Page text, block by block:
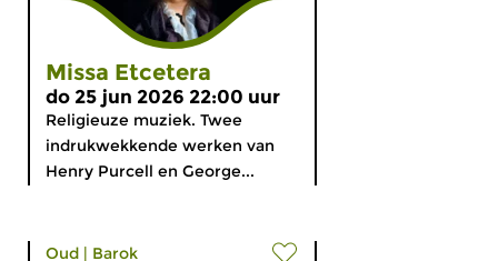
Missa Etcetera
do 25 jun 2026 22:00 uur
Religieuze muziek. Twee
indrukwekkende werken van
Henry Purcell en George...
Oud | Barok